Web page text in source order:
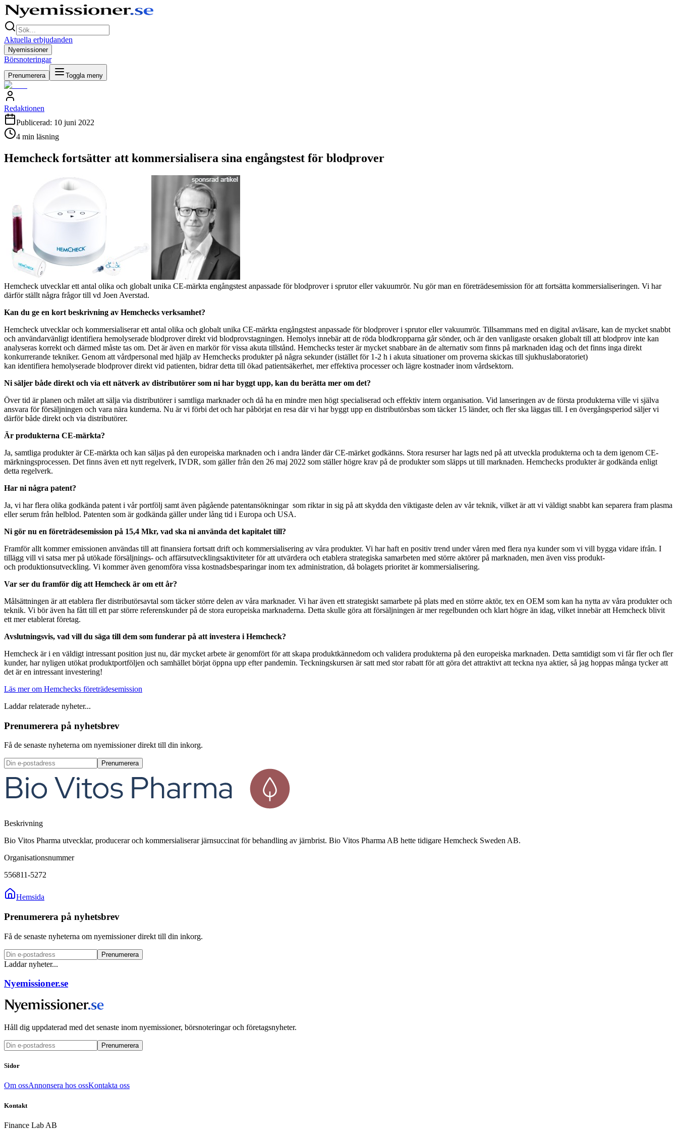
Aktuella erbjudanden
Nyemissioner
Börsnoteringar
Prenumerera Toggla meny
Redaktionen
Publicerad: 10 juni 2022
4 min läsning
Hemcheck fortsätter att kommersialisera sina engångstest för blodprover
Hemcheck utvecklar ett antal olika och globalt unika CE-märkta engångstest anpassade för blodprover i sprutor eller vakuumrör. Nu gör man en företrädesemission för att fortsätta kommersialiseringen. Vi har
därför ställt några frågor till vd Joen Averstad.
Kan du ge en kort beskrivning av Hemchecks verksamhet?
Hemcheck utvecklar och kommersialiserar ett antal olika och globalt unika CE-märkta engångstest anpassade för blodprover i sprutor eller vakuumrör. Tillsammans med en digital avläsare, kan de mycket snabbt
och användarvänligt identifiera hemolyserade blodprover direkt vid blodprovstagningen. Hemolys innebär att de röda blodkropparna går sönder, och är den vanligaste orsaken globalt till att blodprov inte kan
analyseras korrekt och därmed måste tas om. Det är även en markör för vissa akuta tillstånd. Hemchecks tester är mycket snabbare än de alternativ som finns på marknaden idag och det finns inga direkt
konkurrerande tekniker. Genom att vårdpersonal med hjälp av Hemchecks produkter på några sekunder (istället för 1-2 h i akuta situationer om proverna skickas till sjukhuslaboratoriet)
kan identifiera hemolyserade blodprover direkt vid patienten, bidrar detta till ökad patientsäkerhet, mer effektiva processer och lägre kostnader inom vårdsektorn.
Ni säljer både direkt och via ett nätverk av distributörer som ni har byggt upp, kan du berätta mer om det?
Över tid är planen och målet att sälja via distributörer i samtliga marknader och då ha en mindre men högt specialiserad och effektiv intern organisation. Vid lanseringen av de första produkterna ville vi själva
ansvara för försäljningen och vara nära kunderna. Nu är vi förbi det och har påbörjat en resa där vi har byggt upp en distributörsbas som täcker 15 länder, och fler ska läggas till. I en övergångsperiod säljer vi
därför både direkt och via distributörer.
Är produkterna CE-märkta?
Ja, samtliga produkter är CE-märkta och kan säljas på den europeiska marknaden och i andra länder där CE-märket godkänns. Stora resurser har lagts ned på att utveckla produkterna och ta dem igenom CE-
märkningsprocessen. Det finns även ett nytt regelverk, IVDR, som gäller från den 26 maj 2022 som ställer högre krav på de produkter som släpps ut till marknaden. Hemchecks produkter är godkända enligt
detta regelverk.
Har ni några patent?
Ja, vi har flera olika godkända patent i vår portfölj samt även pågående patentansökningar som riktar in sig på att skydda den viktigaste delen av vår teknik, vilket är att vi väldigt snabbt kan separera fram plasma
eller serum från helblod. Patenten som är godkända gäller under lång tid i Europa och USA.
Ni gör nu en företrädesemission på 15,4 Mkr, vad ska ni använda det kapitalet till?
Framför allt kommer emissionen användas till att finansiera fortsatt drift och kommersialisering av våra produkter. Vi har haft en positiv trend under våren med flera nya kunder som vi vill bygga vidare ifrån. I
tillägg vill vi satsa mer på utökade försäljnings- och affärsutvecklingsaktiviteter för att utvärdera och etablera strategiska samarbeten med större aktörer på marknaden, men även viss produkt-
och produktionsutveckling. Vi kommer även genomföra vissa kostnadsbesparingar inom tex administration, då bolagets prioritet är kommersialisering.
Var ser du framför dig att Hemcheck är om ett år?
Målsättningen är att etablera fler distributörsavtal som täcker större delen av våra marknader. Vi har även ett strategiskt samarbete på plats med en större aktör, tex en OEM som kan ha nytta av våra produkter och
teknik. Vi bör även ha fått till ett par större referenskunder på de stora europeiska marknaderna. Detta skulle göra att försäljningen är mer regelbunden och klart högre än idag, vilket innebär att Hemcheck blivit
ett mer etablerat företag.
Avslutningsvis, vad vill du säga till dem som funderar på att investera i Hemcheck?
Hemcheck är i en väldigt intressant position just nu, där mycket arbete är genomfört för att skapa produktkännedom och validera produkterna på den europeiska marknaden. Detta samtidigt som vi får fler och fler
kunder, har nyligen utökat produktportföljen och samhället börjat öppna upp efter pandemin. Teckningskursen är satt med stor rabatt för att göra det attraktivt att teckna nya aktier, så jag hoppas många tycker att
det är en intressant investering!
Läs mer om Hemchecks företrädesemission
Laddar relaterade nyheter...
Prenumerera på nyhetsbrev
Få de senaste nyheterna om nyemissioner direkt till din inkorg.
Prenumerera
Beskrivning
Bio Vitos Pharma utvecklar, producerar och kommersialiserar järnsuccinat för behandling av järnbrist. Bio Vitos Pharma AB hette tidigare Hemcheck Sweden AB.
Organisationsnummer
556811-5272
Hemsida
Prenumerera på nyhetsbrev
Få de senaste nyheterna om nyemissioner direkt till din inkorg.
Prenumerera
Laddar nyheter...
Nyemissioner.se
Håll dig uppdaterad med det senaste inom nyemissioner, börsnoteringar och företagsnyheter.
Prenumerera
Sidor
Om ossAnnonsera hos ossKontakta oss
Kontakt
Finance Lab AB